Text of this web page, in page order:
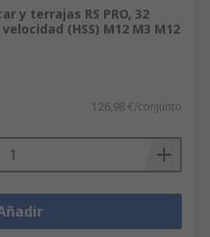
y terrajas RS PRO, 32
(HSS) M12 M3 M12
126,98 €/conjunto